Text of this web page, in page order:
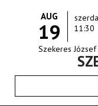
AUG
19
szerda
11:30
Szekeres